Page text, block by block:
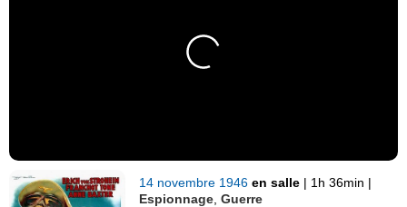
14 novembre 1946en salle | 1h 36min |
Espionnage ,Guerre